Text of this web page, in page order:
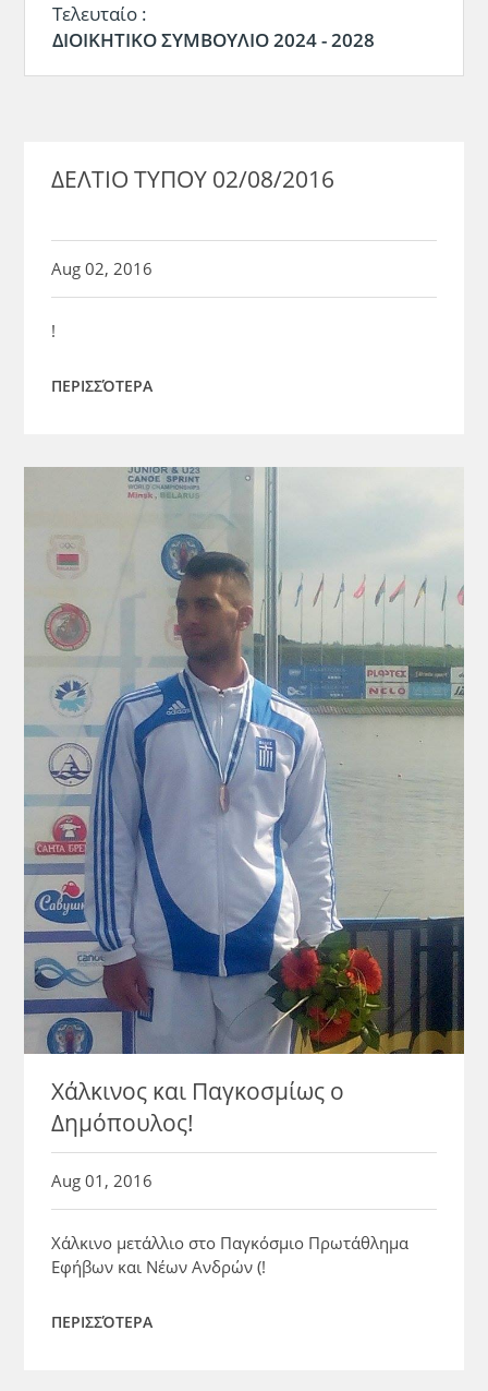
Τελευταίο :
ΔΙΟΙΚΗΤΙΚΟ ΣΥΜΒΟΥΛΙΟ 2024 - 2028
ΔΕΛΤΙΟ ΤΥΠΟΥ 02/08/2016
Aug 02, 2016
!
ΠΕΡΙΣΣΌΤΕΡΑ
Χάλκινος και Παγκοσμίως ο
Δημόπουλος!
Aug 01, 2016
Χάλκινο μετάλλιο στο Παγκόσμιο Πρωτάθλημα
Εφήβων και Νέων Ανδρών (!
ΠΕΡΙΣΣΌΤΕΡΑ